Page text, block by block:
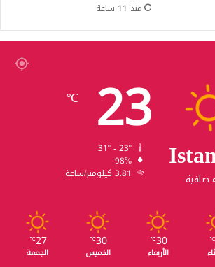
منذ 11 ساعة
صافية
23
℃
98%
3.81 كيلومتر/ساعة
℃
30
℃
الأربعاء
30
℃
الخميس
27
℃
الجمعة